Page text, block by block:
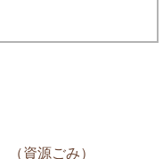
資源ごみ）